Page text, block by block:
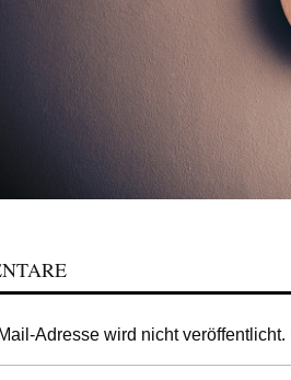
Adresse wird nicht veröffentlicht.